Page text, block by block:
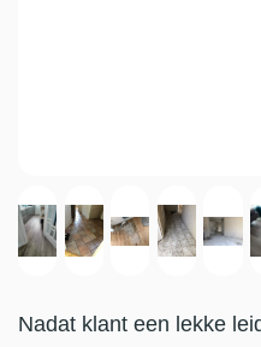
Nadat klant een lekke